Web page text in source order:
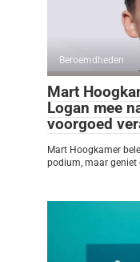
Beroemdheden
Mart
Logan mee
voorgoed
Mart Hoogkamer
podium, maar geniet